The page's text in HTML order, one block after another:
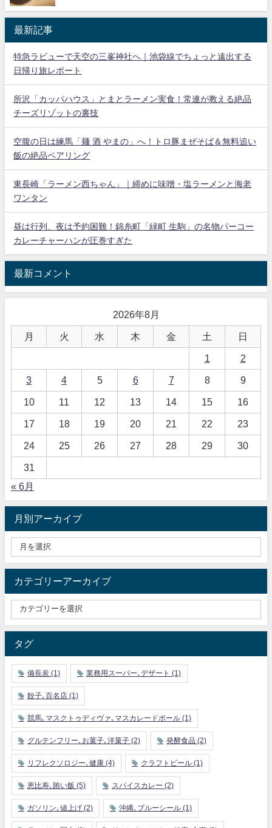
最新記事
特急ラビューで天空の三峯神社へ｜池袋線でちょっと遠出する
日帰り旅レポート
所沢「カッパハウス」とまとラーメン実食！常連が教える絶品
チーズリゾットの裏技
空腹の日は練馬「麺 酒 やまの」へ！トロ豚まぜそば＆無料追い
飯の絶品ペアリング
東長崎「ラーメン西ちゃん」｜締めに味噌・塩ラーメンと海老
ワンタン
昼は行列、夜は予約困難！錦糸町「緑町 生駒」の名物パーコー
カレーチャーハンが圧巻すぎた
最新コメント
2026年8月
月 火 水 木 金 土 日
1 2
3 4 5 6 7 8 9
10 11 12 13 14 15 16
17 18 19 20 21 22 23
24 25 26 27 28 29 30
31
« 6月
月別アーカイブ
カテゴリーアーカイブ
タグ
備長炭 (1) 業務用スーパー､デザート (1)
餃子､百名店 (1)
競馬､マスクトゥディヴァ､マスカレードボール (1)
グルテンフリー､お菓子､洋菓子 (2) 発酵食品 (2)
リフレクソロジー､健康 (4) クラフトビール (1)
恵比寿､賄い飯 (5) スパイスカレー (2)
ガソリン､値上げ (2) 沖縄､ブルーシール (1)